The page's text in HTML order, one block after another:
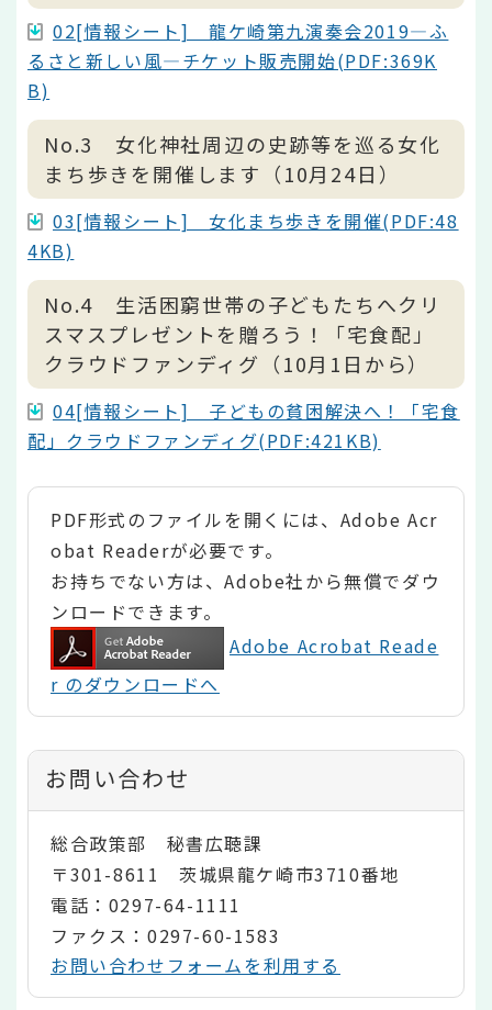
02[情報シート] 龍ケ崎第九演奏会2019―ふ
るさと新しい風―チケット販売開始(PDF:369K
B)
No.3 女化神社周辺の史跡等を巡る女化
まち歩きを開催します（10月24日）
03[情報シート] 女化まち歩きを開催(PDF:48
4KB)
No.4 生活困窮世帯の子どもたちへクリ
スマスプレゼントを贈ろう！「宅食配」
クラウドファンディグ（10月1日から）
04[情報シート] 子どもの貧困解決へ！「宅食
配」クラウドファンディグ(PDF:421KB)
PDF形式のファイルを開くには、Adobe Acr
obat Readerが必要です。
お持ちでない方は、Adobe社から無償でダウ
ンロードできます。
Adobe Acrobat Reade
r のダウンロードへ
お問い合わせ
総合政策部 秘書広聴課
〒301-8611 茨城県龍ケ崎市3710番地
電話：0297-64-1111
ファクス：0297-60-1583
お問い合わせフォームを利用する